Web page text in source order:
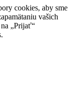
cookies, aby sme
vašich
„Prijať“